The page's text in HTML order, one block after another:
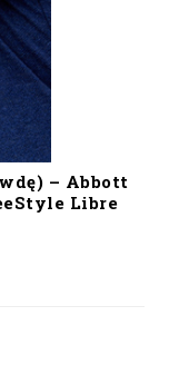
– Abbott
Libre